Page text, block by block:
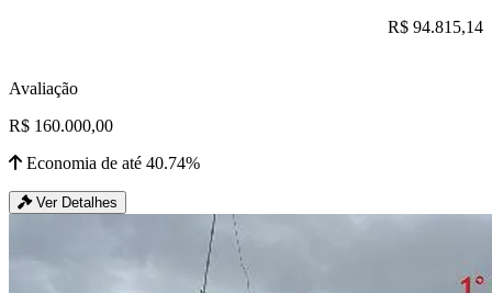
R$ 94.815,14
Avaliação
R$ 160.000,00
Economia de até 40.74%
Ver Detalhes